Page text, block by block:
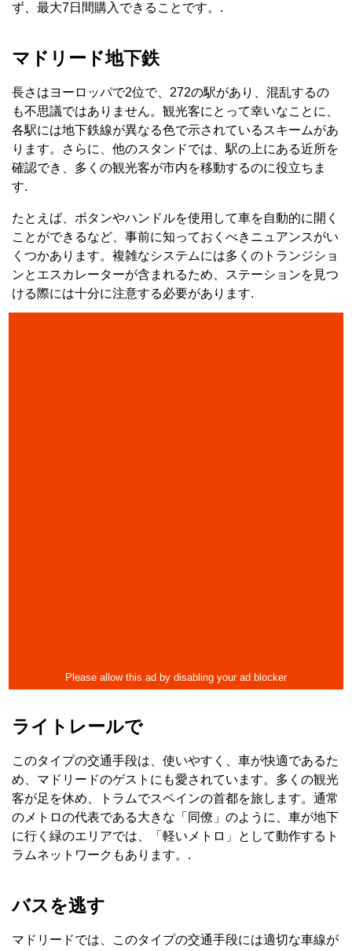
ず、最大7日間購入できることです。.
マドリード地下鉄
長さはヨーロッパで2位で、272の駅があり、混乱するの
も不思議ではありません。観光客にとって幸いなことに、
各駅には地下鉄線が異なる色で示されているスキームがあ
ります。さらに、他のスタンドでは、駅の上にある近所を
確認でき、多くの観光客が市内を移動するのに役立ちま
す.
たとえば、ボタンやハンドルを使用して車を自動的に開く
ことができるなど、事前に知っておくべきニュアンスがい
くつかあります。複雑なシステムには多くのトランジショ
ンとエスカレーターが含まれるため、ステーションを見つ
ける際には十分に注意する必要があります.
ライトレールで
このタイプの交通手段は、使いやすく、車が快適であるた
め、マドリードのゲストにも愛されています。多くの観光
客が足を休め、トラムでスペインの首都を旅します。通常
のメトロの代表である大きな「同僚」のように、車が地下
に行く緑のエリアでは、「軽いメトロ」として動作するト
ラムネットワークもあります。.
バスを逃す
マドリードでは、このタイプの交通手段には適切な車線が